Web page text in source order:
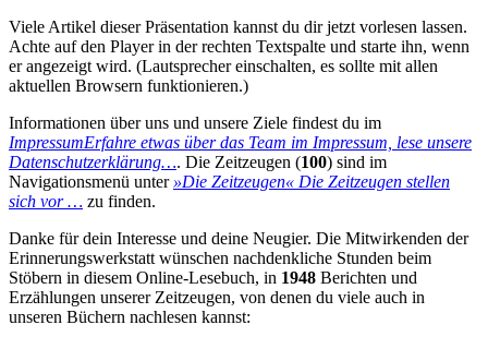
Viele Artikel dieser Präsentation kannst du dir jetzt vorlesen lassen.
Achte auf den Player in der rechten Textspalte und starte ihn, wenn
er angezeigt wird. (Lautsprecher einschalten, es sollte mit allen
aktuellen Browsern funktionieren.)
Informationen über uns und unsere Ziele findest du im
ImpressumErfahre etwas über das Team im Impressum, lese unsere
Datenschutzerklärung…. Die Zeitzeugen (100) sind im
Navigationsmenü unter »Die Zeitzeugen« Die Zeitzeugen stellen
sich vor … zu finden.
Danke für dein Interesse und deine Neugier. Die Mitwirkenden der
Erinnerungswerkstatt wünschen nachdenkliche Stunden beim
Stöbern in diesem Online-Lesebuch, in 1948 Berichten und
Erzählungen unserer Zeitzeugen, von denen du viele auch in
unseren Büchern nachlesen kannst: